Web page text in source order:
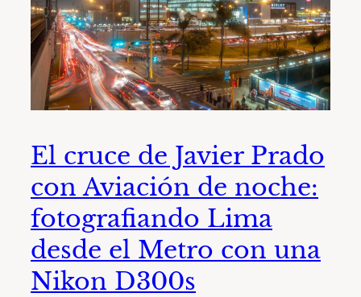
El cruce de Javier Prado
con Aviación de noche:
fotografiando Lima
desde el Metro con una
Nikon D300s